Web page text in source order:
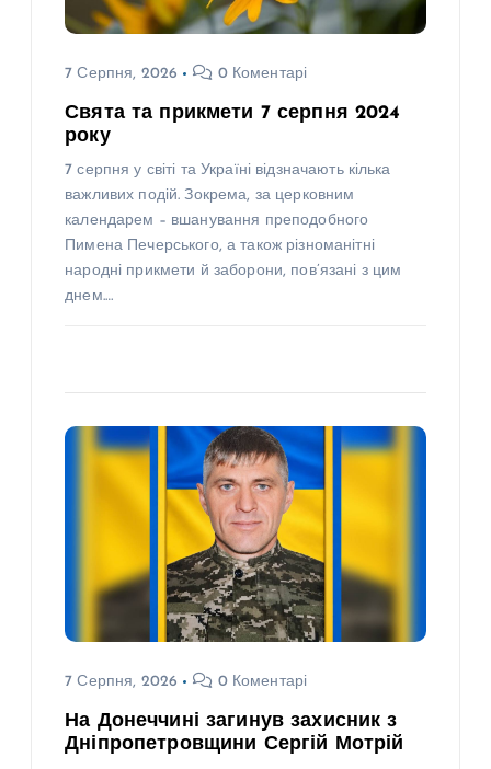
7 Серпня, 2026 0 Коментарі
Свята та прикмети 7 серпня 2024
року
7 серпня у світі та Україні відзначають кілька
важливих подій. Зокрема, за церковним
календарем – вшанування преподобного
Пимена Печерського, а також різноманітні
народні прикмети й заборони, пов’язані з цим
днем.…
7 Серпня, 2026 0 Коментарі
На Донеччині загинув захисник з
Дніпропетровщини Сергій Мотрій